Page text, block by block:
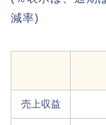
減率)
売上収益